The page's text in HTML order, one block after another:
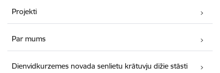
Projekti
Par mums
Dienvidkurzemes novada senlietu krātuvju dižie stāsti